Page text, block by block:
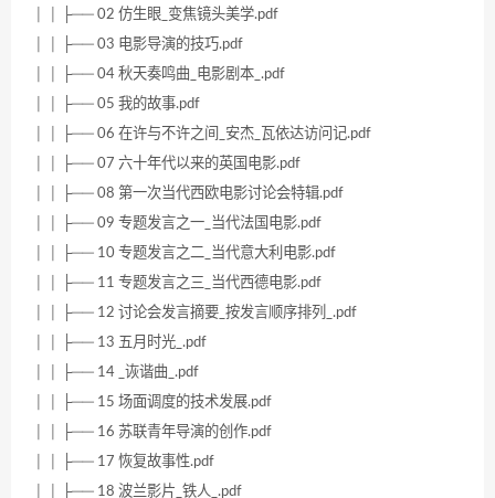
│ │ ├── 02 仿生眼_变焦镜头美学.pdf
│ │ ├── 03 电影导演的技巧.pdf
│ │ ├── 04 秋天奏鸣曲_电影剧本_.pdf
│ │ ├── 05 我的故事.pdf
│ │ ├── 06 在许与不许之间_安杰_瓦依达访问记.pdf
│ │ ├── 07 六十年代以来的英国电影.pdf
│ │ ├── 08 第一次当代西欧电影讨论会特辑.pdf
│ │ ├── 09 专题发言之一_当代法国电影.pdf
│ │ ├── 10 专题发言之二_当代意大利电影.pdf
│ │ ├── 11 专题发言之三_当代西德电影.pdf
│ │ ├── 12 讨论会发言摘要_按发言顺序排列_.pdf
│ │ ├── 13 五月时光_.pdf
│ │ ├── 14 _诙谐曲_.pdf
│ │ ├── 15 场面调度的技术发展.pdf
│ │ ├── 16 苏联青年导演的创作.pdf
│ │ ├── 17 恢复故事性.pdf
│ │ ├── 18 波兰影片_铁人_.pdf